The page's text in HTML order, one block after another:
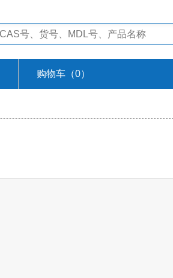
购物车（0）